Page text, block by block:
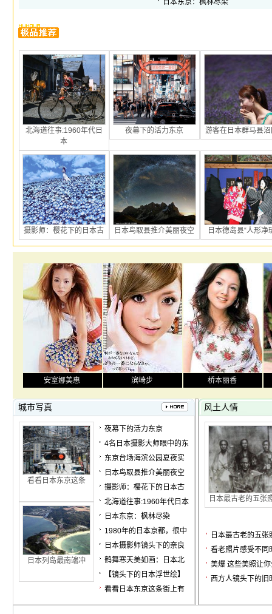
日本东京：枫林尽染
北海道往事:1960年代日
本
夜幕下的活力东京 游客在日本群马县
摄影师：樱花下的日本古 日本鸟取县推介美丽夜空 日本德岛县“人形净
安室娜美惠 滨崎步 桥本丽香
城市写真
看看日本东京这条
日本列岛最南端冲
夜幕下的活力东京
4名日本摄影大师眼中的东
东京台场海滨公园夏夜实
日本鸟取县推介美丽夜空
摄影师：樱花下的日本古
北海道往事:1960年代日本
日本东京：枫林尽染
1980年的日本京都，很中
日本摄影师镜头下的奈良
鹤舞寒天美如画：日本北
【镜头下的日本浮世绘】
看看日本东京这条街上有
风土人情
日本最古老的五张
日本最古老的五张
看老照片感受不同
美爆 这些美照让
西方人镜头下的旧